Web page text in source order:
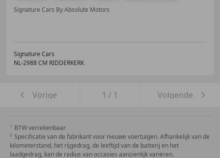
Signature Cars By Absolute Motors
Signature Cars
NL-2988 CM RIDDERKERK
Vorige 1 / 1 Volgende
BTW verrekenbaar
Specificatie van de fabrikant voor nieuwe voertuigen. Afhankelijk van de
kilometerstand, het rijgedrag, de leeftijd van de batterij en het
laadgedrag, kan de radius van occasies aanzienlijk variëren.